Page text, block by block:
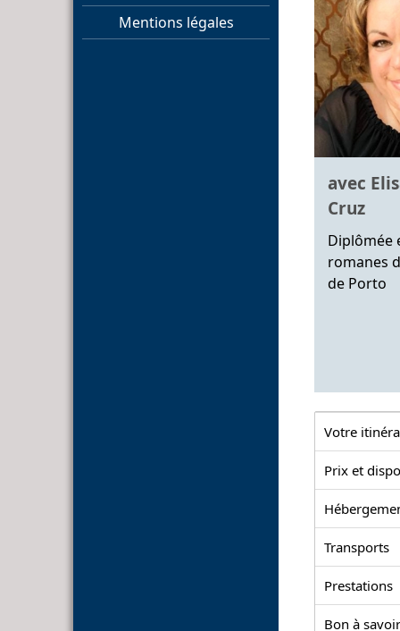
Mentions légales
avec
Cruz
Diplômée
romanes
de Porto
Votre
Prix et
Transports
Prestations
Bon à